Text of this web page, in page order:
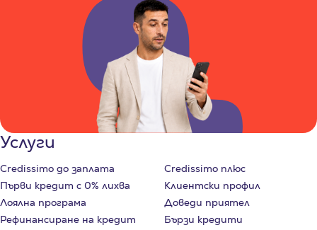
Услуги
Credissimo до заплата
Credissimo плюс
Първи кредит с 0% лихва
Клиентски профил
Лоялна програма
Доведи приятел
Рефинансиране на кредит
Бързи кредити